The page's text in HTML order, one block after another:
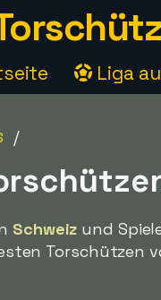
Liga
/
Schweiz und
Torschützen